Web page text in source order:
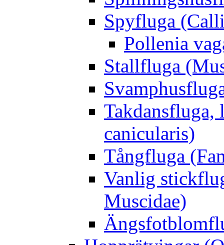
Spyfluga
Pollenia
Stallfluga
Takdansfluga,
canicularis)
Tångfluga
Vanlig
Muscidae)